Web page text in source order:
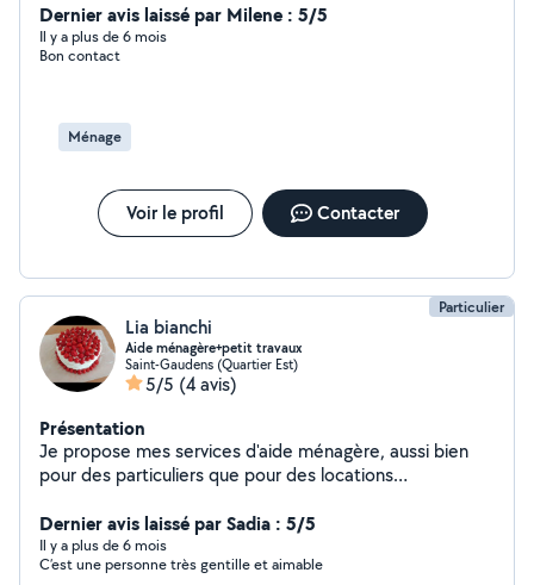
Dernier avis laissé par Milene : 5/5
Il y a plus de 6 mois
Bon contact
Ménage
Voir le profil Contacter
Particulier
Lia bianchi
Aide ménagère+petit travaux
Saint-Gaudens (Quartier Est)
5/5 (4 avis)
Présentation
Je propose mes services d'aide ménagère, aussi bien
pour des particuliers que pour des locations
l'expérience en tant que gouvernante dans une cure
thermale, et j'ai été moi-même propriétaire d'une
chambre d'hôtes. Je sais exactement ce qu'impliquent
Dernier avis laissé par Sadia : 5/5
Il y a plus de 6 mois
C’est une personne très gentille et aimable